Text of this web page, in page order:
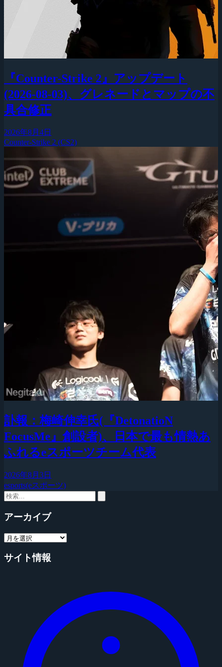
『Counter-Strike 2』アップデート
(2026-08-03)、グレネードとマップの不
具合修正
2026年8月4日
Counter-Strike 2 (CS2)
訃報：梅崎伸幸氏(『DetonatioN
FocusMe』創設者)、日本で最も情熱あ
ふれるeスポーツチーム代表
2026年8月3日
esports(eスポーツ)
アーカイブ
サイト情報